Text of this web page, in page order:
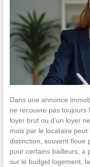
Dans une annonce
ne recouvre pas toujours
loyer brut ou d’un loyer
mois par le locataire
distinction, souvent floue
pour certains bailleurs, a
sur le budget logement,